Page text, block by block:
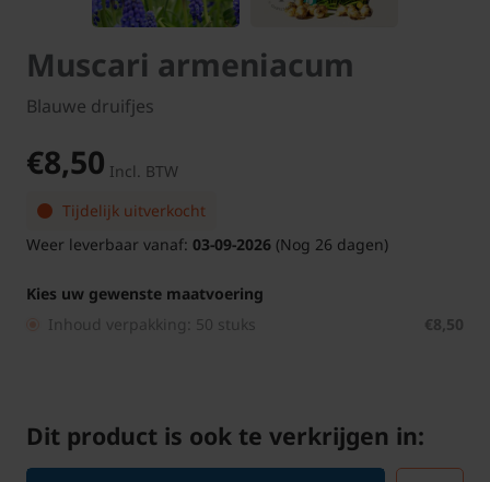
Muscari armeniacum
Blauwe druifjes
€8,50 Incl. BTW
Tijdelijk uitverkocht
Weer leverbaar vanaf: 03-09-2026 (Nog 26 dagen)
Kies uw gewenste maatvoering
Inhoud verpakking: 50 stuks
€8,50
Dit product is ook te verkrijgen in: